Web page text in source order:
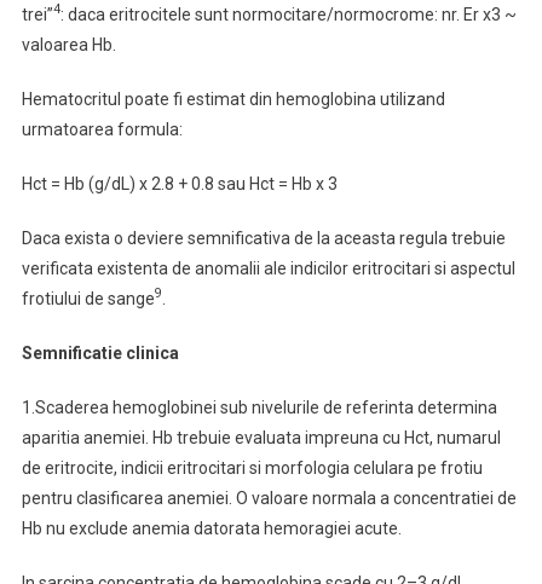
trei”4: daca eritrocitele sunt normocitare/normocrome: nr. Er x3 ~
valoarea Hb.
Hematocritul poate fi estimat din hemoglobina utilizand
urmatoarea formula:
Hct = Hb (g/dL) x 2.8 + 0.8 sau Hct = Hb x 3
Daca exista o deviere semnificativa de la aceasta regula trebuie
verificata existenta de anomalii ale indicilor eritrocitari si aspectul
frotiului de sange9
Semnificatie clinica
1.Scaderea hemoglobinei sub nivelurile de referinta determina
aparitia anemiei. Hb trebuie evaluata impreuna cu Hct, numarul
de eritrocite, indicii eritrocitari si morfologia celulara pe frotiu
pentru clasificarea anemiei. O valoare normala a concentratiei de
Hb nu exclude anemia datorata hemoragiei acute.